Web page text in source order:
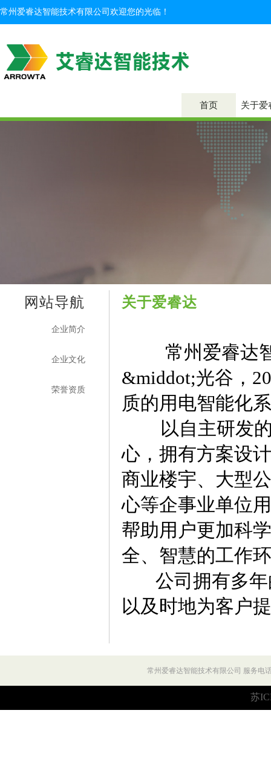
常州爱睿达智能技术有限公司欢迎您的光临！
首页 关于爱
网站导航
企业简介
企业文化
荣誉资质
关于爱睿达
常州爱睿达
&middot;光谷，
质的用电智能化
以自主研发的
心，拥有方案设
商业楼宇、大型
心等企事业单位
帮助用户更加科
全、智慧的工作
公司拥有多年
以及时地为客户
常州爱睿达智能技术有限公司 服务电
苏